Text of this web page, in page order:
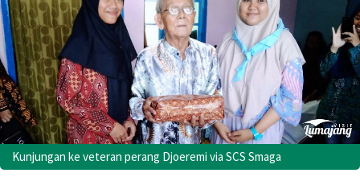
Kunjungan ke veteran perang Djoeremi via SCS Smaga